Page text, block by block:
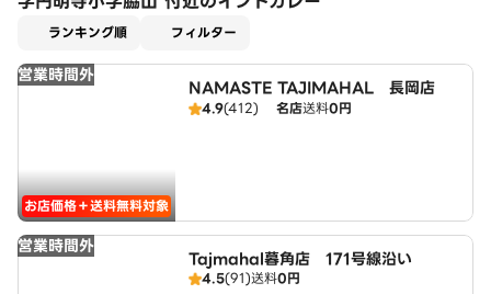
ランキング順 フィルター
営業時間外
お店価格＋送料無料対象
NAMASTE TAJIMAHAL 長岡店
4.9(412) 名店送料0円
営業時間外
Tajmahal暮角店 171号線沿い
4.5(91)送料0円